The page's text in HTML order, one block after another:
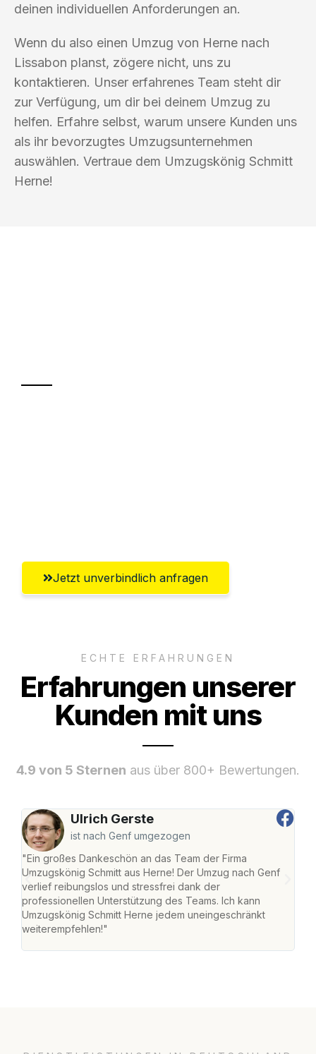
deinen individuellen Anforderungen an.
Wenn du also einen Umzug von Herne nach
Lissabon planst, zögere nicht, uns zu
kontaktieren. Unser erfahrenes Team steht dir
zur Verfügung, um dir bei deinem Umzug zu
helfen. Erfahre selbst, warum unsere Kunden uns
als ihr bevorzugtes Umzugsunternehmen
auswählen. Vertraue dem Umzugskönig Schmitt
Herne!
Jetzt unverbindlich anfragen
ECHTE ERFAHRUNGEN
Erfahrungen unserer
Kunden mit uns
4.9 von 5 Sternen aus über 800+ Bewertungen.
Ulrich Gerste
ist nach Genf umgezogen
"Ein großes Dankeschön an das Team der Firma
Umzugskönig Schmitt aus Herne! Der Umzug nach Genf
verlief reibungslos und stressfrei dank der
professionellen Unterstützung des Teams. Ich kann
Umzugskönig Schmitt Herne jedem uneingeschränkt
weiterempfehlen!"